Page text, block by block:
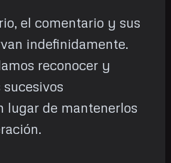
el comentario y sus
indefinidamente.
reconocer y
lugar de mantenerlos